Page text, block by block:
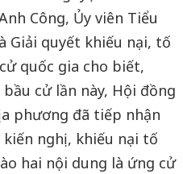
Công, Ủy viên Tiểu
Giải quyết khiếu nại, tố
quốc gia cho biết,
cử lần này, Hội đồng
phương đã tiếp nhận
nghị, khiếu nại tố
hai nội dung là ứng cử